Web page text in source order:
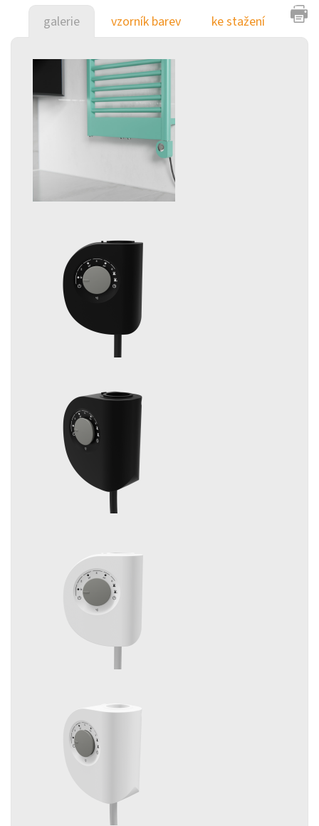
galerie vzorník barev ke stažení